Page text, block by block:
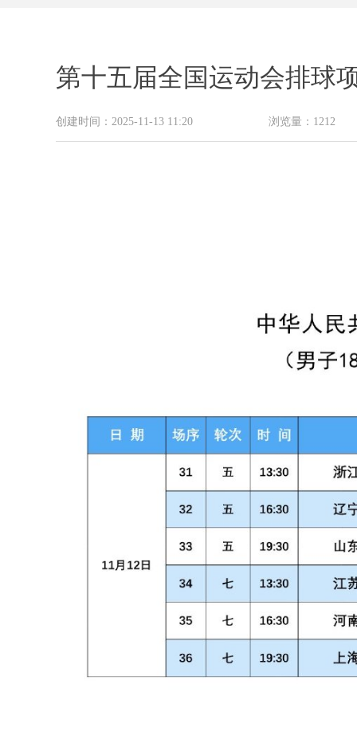
第十五届全国运动会排球
创建时间： 2025-11-13 11:20 浏览量： 1212